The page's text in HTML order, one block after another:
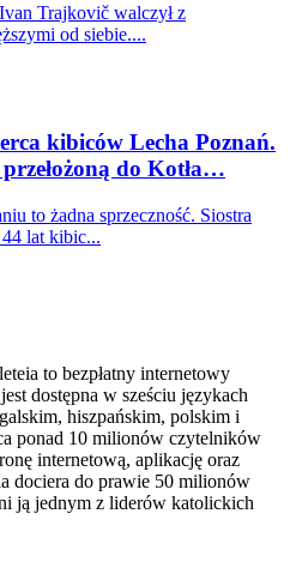
Trajkovič walczył z
od siebie....
kibiców Lecha Poznań.
przełożoną do Kotła…
to żadna sprzeczność. Siostra
lat kibic...
to bezpłatny internetowy
dostępna w sześciu językach
hiszpańskim, polskim i
ponad 10 milionów czytelników
internetową, aplikację oraz
dociera do prawie 50 milionów
ją jednym z liderów katolickich